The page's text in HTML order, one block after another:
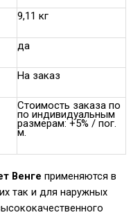
9,11 кг
да
На заказ
Стоимость заказа по
по индивидуальным
размерам: +5% / пог.
м.
Венге применяются в
так и для наружных